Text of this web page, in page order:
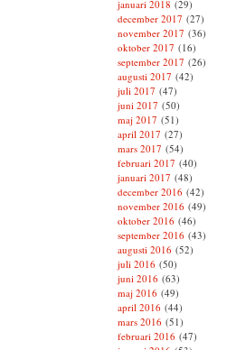
januari 2018 (29)
december 2017 (27)
november 2017 (36)
oktober 2017 (16)
september 2017 (26)
augusti 2017 (42)
juli 2017 (47)
juni 2017 (50)
maj 2017 (51)
april 2017 (27)
mars 2017 (54)
februari 2017 (40)
januari 2017 (48)
december 2016(42)
november 2016(49)
oktober 2016(46)
september 2016(43)
augusti 2016(52)
juli 2016(50)
juni 2016(63)
maj 2016(49)
april 2016(44)
mars 2016(51)
februari 2016(47)